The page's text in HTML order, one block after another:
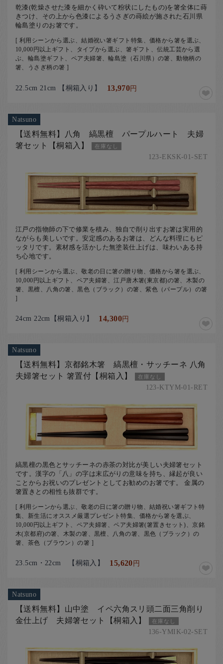
乾漆(乾燥させた漆を細かく砕いて粉状にしたもの)を箸全体に蒔
きつけ、その上から色漆によるうさぎの蒔絵が施された石川県
輪島塗りのお箸です。
[ 利用シーンから選ぶ、結婚祝い箸ギフト特集、価格から箸を選ぶ、
10,000円以上ギフト、タイプから選ぶ、箸ギフト、伝統工芸から選
ぶ、輪島塗ギフト、ペア夫婦箸、輪島塗（石川県）の箸、動物柄の
箸、うさぎ柄の箸 ]
22.5cm 21cm 【桐箱入り】 13,970円
Natsuno
【送料無料】八角 縞黒檀 パープルハート 夫婦
箸セット【桐箱入】
在庫なし
123-EKSK-01-SET
江戸の指物師の下で修業を積み、独自で削り出すお箸は実用的
ながらも美しいです。安定感のあるお箸は、どんな料理にもピ
ッタリです。素材感を活かした無塗装仕上げは、味わいある持
ち心地です。
[ 利用シーンから選ぶ、敬老の日に箸の贈り物、価格から箸を選ぶ、
10,000円以上ギフト、ペア夫婦箸、江戸唐木箸(東京都)の箸、木製の
箸、黒檀、八角の箸、黒色（ブラック）の箸、紫色（パープル）の箸
]
24cm 22cm【桐箱入り】 14,300円
Natsuno
【送料無料】京都銘木箸 縞黒檀・サッチーネ 八角
夫婦箸セット 箸置付【桐箱入】
在庫なし
123-KTYM-01-RET
縞黒檀の黒色とサッチーネの赤茶の対比が美しい夫婦箸セット
です。漢字の「八」の字は末広がりの意味を持ち、縁起が良い
ことからお祝いのプレゼントとしてお勧めのお箸です。 金属の
箸置きとの相性も抜群です。
[ 利用シーンから選ぶ、敬老の日に箸の贈り物、結婚祝い箸ギフト特
集、新生活にオススメ厳選プレゼント特集、価格から箸を選ぶ、
10,000円以上ギフト、ペア夫婦箸、ペア夫婦箸(箸置きセット)、京銘
木(京都府)の箸、木製の箸、黒檀、八角の箸、黒色（ブラック）の
箸、茶色（ブラウン）の箸 ]
23.5cm・22cm 【桐箱入】 15,620円
Natsuno
【送料無料】山中塗 イペ六角スリ頭二面三角削り
金仕上げ 夫婦箸セット【桐箱入】
在庫なし
136-YMIK-02-SET